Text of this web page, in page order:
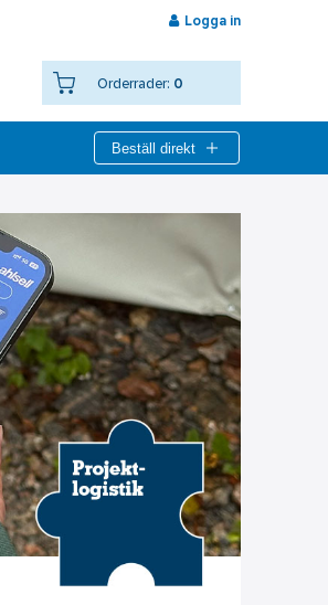
Logga in
Orderrader: 0
Beställ direkt